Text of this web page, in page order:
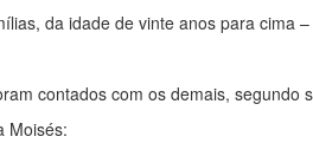
da idade de vinte anos para cima
contados com os demais, segundo
Moisés: